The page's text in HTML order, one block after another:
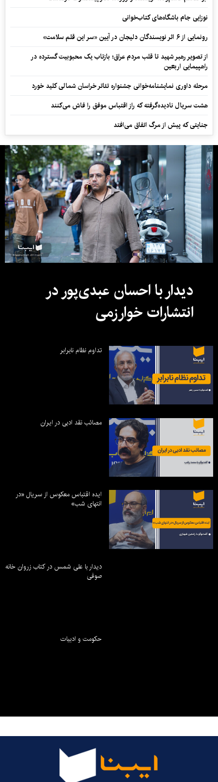
نوزایی جام باشگاه‌های کتاب‌خوانی
رونمایی از ۶ اثر نویسندگان دلیجان در آیین «سر این قلم سلامت»
از تصویر رهبر شهید تا قلب مردم عراق؛ بازتاب یک محبوبیت گسترده در
راهپیمایی اربعین
مرحله داوری نمایشنامه‌خوانی جشنواره تئاتر خراسان شمالی کلید خورد
هشت سریال نادیده‌گرفته که راز اقتباس موفق را فاش می‌کنند
جنایتی که پیش از مرگ اتفاق می‌افتد
دیدار با احسان عبدی‌پور در
انتشارات خوارزمی
تداوم نظام نابرابر
مصائب نقد ادبی در ایران
ایده اقتباس معکوس از سریال «در
انتهای شب»
دیدار با علی شمس در کتاب زروان خانه
صوفی
حکومت و ادبیات